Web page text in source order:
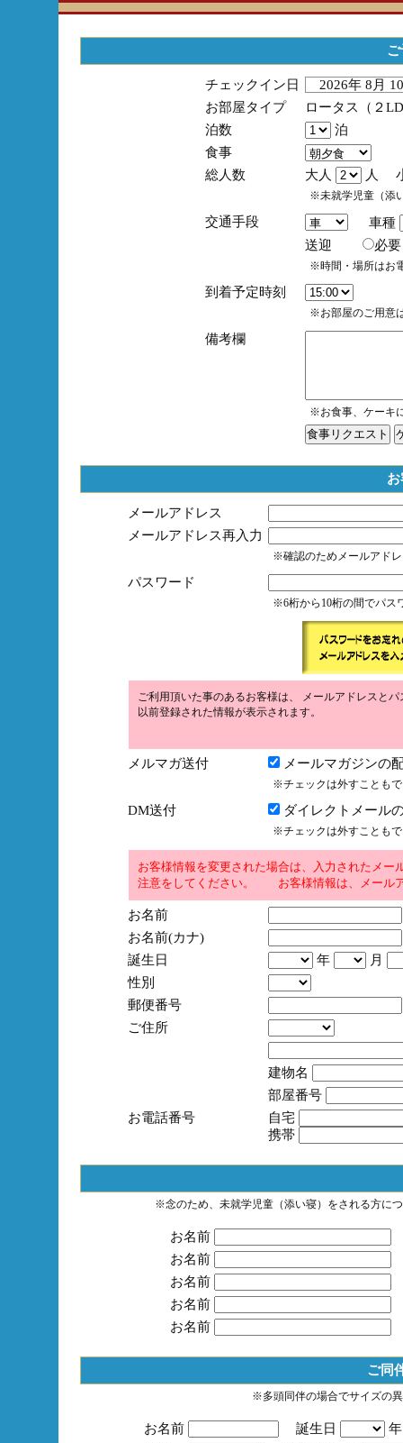
チェックイン日
2026年 8月
お部屋タイプ
ロータス（２
泊数
泊
食事
総人数
大人 人
※未就学児童（添
交通手段
車種
送迎
※時間・場所はお
到着予定時刻
※お部屋のご用意
備考欄
※お食事、ケーキ
メールアドレス
メールアドレス再入力
※確認のためメールアド
パスワード
※6桁から10桁の間でパス
ご利用頂いた事のあるお客様は、 メールアドレスと
以前登録された情報が表示されます。
メルマガ送付 メールマガジンの
※チェックは外すことも
DM送付 ダイレクトメール
※チェックは外すことも
お客様情報を変更された場合は、入力されたメ
注意をしてください。 お客様情報は、メール
お名前
お名前(カナ)
誕生日
年
月
性別
郵便番号
ご住所
建物名
部屋番号
お電話番号
自宅
携帯
※念のため、未就学児童（添い寝）をされる方に
お名前
お名前
お名前
お名前
お名前
ご同
※多頭同伴の場合でサイズの
お名前 誕生日